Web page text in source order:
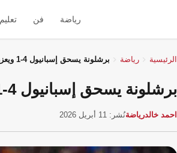
رياضة فن تعليم
الرئيسية رياضة برشلونة يسحق إسبانيول 4-1 ويعزز صدارته للدوري الإسباني
برشلونة يسحق إسبانيول 4-1 ويعزز صدارته للدوري الإسباني
احمد خالدرياضةنُشر: 11 أبريل 2026